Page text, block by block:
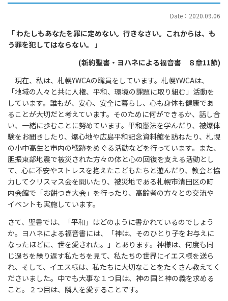
Date：2020.09.06
「 わたしもあなたを罪に定めない。行きなさい。これからは、も
う罪を犯してはならない。 」
(新約聖書・ヨハネによる福音書 ８章11節)
現在、私は、札幌YWCAの職員をしています。札幌YWCAは、
「地域の人々と共に人権、平和、環境の課題に取り組む」活動を
しています。誰もが、安心、安全に暮らし、心も身体も健康であ
ることが大切だと考えています。そのために何ができるか、話し合
い、一緒に歩むことに努めています。平和憲法を学んだり、被爆体
験をお聞きしたり、爆心地や広島平和記念資料館を訪ねたり、札幌
の小中高生と市内の戦跡をめぐる活動などを行っています。また、
胆振東部地震で被災された方々の体と心の回復を支える活動とし
て、心に不安やストレスを抱えたこどもたちと遊んだり、教会と協
力してクリスマス会を開いたり、被災地である札幌市清田区の町
内会館で「お餅つき大会」を行ったり、高齢者の方々との交流や
イベントも実施しています。
さて、聖書では、「平和」はどのように書かれているのでしょう
か。ヨハネによる福音書には、「神は、そのひとり子をお与えに
なったほどに、世を愛された。」とあります。神様は、何度も同
じ過ちを繰り返す私たちを見て、私たちの世界にイエス様を送ら
れ、そして、イエス様は、私たちに大切なことをたくさん教えてく
ださいました。中でも大事な１つ目は、神の国と神の義を求める
こと。２つ目は、隣人を愛することです。